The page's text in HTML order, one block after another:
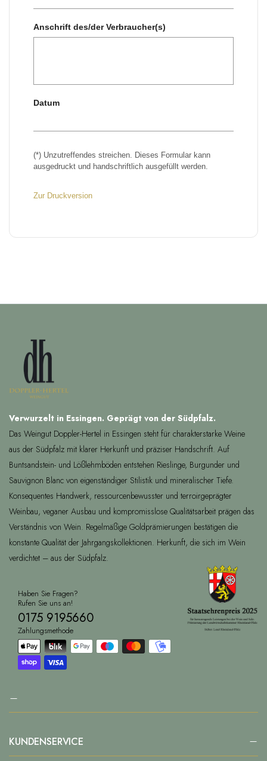
Anschrift des/der Verbraucher(s)
Datum
(*) Unzutreffendes streichen. Dieses Formular kann
ausgedruckt und handschriftlich ausgefüllt werden.
Zur Druckversion
Verwurzelt in Essingen. Geprägt von der Südpfalz.
Das Weingut Doppler-Hertel in Essingen steht für charakterstarke Weine
aus der Südpfalz mit klarer Herkunft und präziser Handschrift. Auf
Buntsandstein- und Lößlehmböden entstehen Rieslinge, Burgunder und
Sauvignon Blanc von eigenständiger Stilistik und mineralischer Tiefe.
Konsequentes Handwerk, ressourcenbewusster und terroirgeprägter
Weinbau, veganer Ausbau und kompromisslose Qualitätsarbeit prägen das
Verständnis von Wein. Regelmäßige Goldprämierungen bestätigen die
konstante Qualität der Jahrgangskollektionen. Herkunft, die sich im Wein
verdichtet – aus der Südpfalz.
Haben Sie Fragen?
Rufen Sie uns an!
0175 9195660
Zahlungsmethode
KUNDENSERVICE